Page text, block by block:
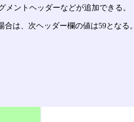
ントヘッダーなどが追加できる。
は、次ヘッダー欄の値は59となる。